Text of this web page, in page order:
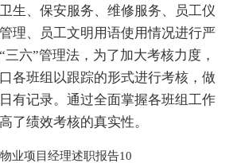
生、保安服务、维修服务、员工仪
理、员工文明用语使用情况进行严
六”管理法，为了加大考核力度，
各班组以跟踪的形式进行考核，做
有记录。通过全面掌握各班组工作
了绩效考核的真实性。
物业项目经理述职报告10